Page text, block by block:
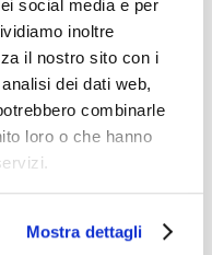
social media e per
inoltre
il nostro sito con i
dei dati web,
combinarle
loro o che hanno
Mostra dettagli
con
per
che hanno
tra istruzione
un